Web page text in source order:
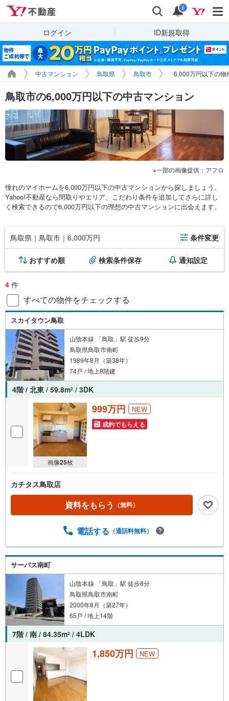
検索 通知
i
ログイン ID新規取得
中古マンション 鳥取県 鳥取市 6,000万円以下の物
鳥取市の6,000万円以下の中古マンション
一部の画像提供：アフロ
憧れのマイホームを6,000万円以下の中古マンションから探しましょう。
Yahoo!不動産なら間取りやエリア、こだわり条件を追加してさらに詳し
く検索できるので6,000万円以下の理想の中古マンションに出会えます。
鳥取県｜鳥取市｜6,000万円 条件変更
おすすめ順 検索条件保存 通知設定
4 件
すべての物件をチェックする
スカイタウン鳥取
山陰本線 「鳥取」駅 徒歩9分
鳥取県鳥取市南町
1989年8月（築38年）
74戸 / 地上8階建
4階 / 北東 / 59.8m2 / 3DK
画像25枚
999万円 NEW
成約でもらえる
カチタス鳥取店
資料をもらう （無料）
電話する （通話料無料）
サーパス南町
山陰本線 「鳥取」駅 徒歩8分
鳥取県鳥取市南町
2000年8月（築27年）
65戸 / 地上14階
7階 / 南 / 84.35m2 / 4LDK
1,850万円 NEW